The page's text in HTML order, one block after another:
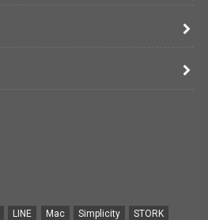
LINE Mac Simplicity
STORK